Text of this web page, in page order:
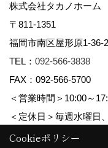
株式会社タカノホーム
〒811-1351
福岡市南区屋形原1-
TEL： 092-566-3838
FAX：092-566-5700
＜営業時間＞10:00～
＜定休日＞毎週水曜日
ゴールデンウィーク、
Cookieポリシー